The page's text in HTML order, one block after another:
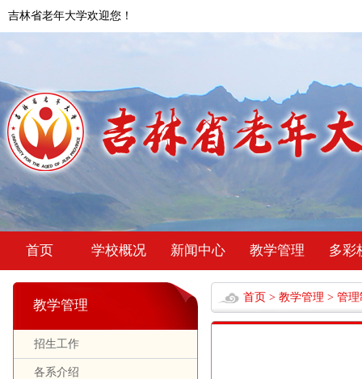
吉林省老年大学欢迎您！
首页 学校概况 新闻中心 教学管理 多彩
教学管理
招生工作
各系介绍
首页 > 教学管理 > 管理